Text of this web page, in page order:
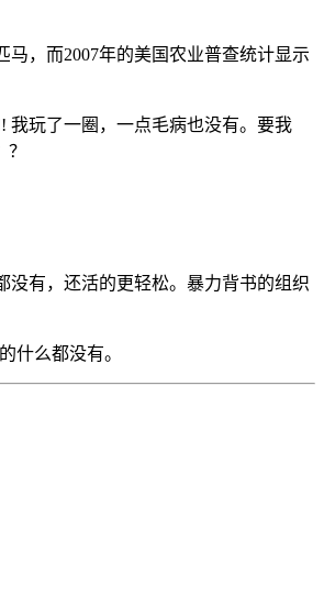
马，而2007年的美国农业普查统计显示
我玩了一圈，一点毛病也没有。要我
没有，还活的更轻松。暴力背书的组织
什么都没有。